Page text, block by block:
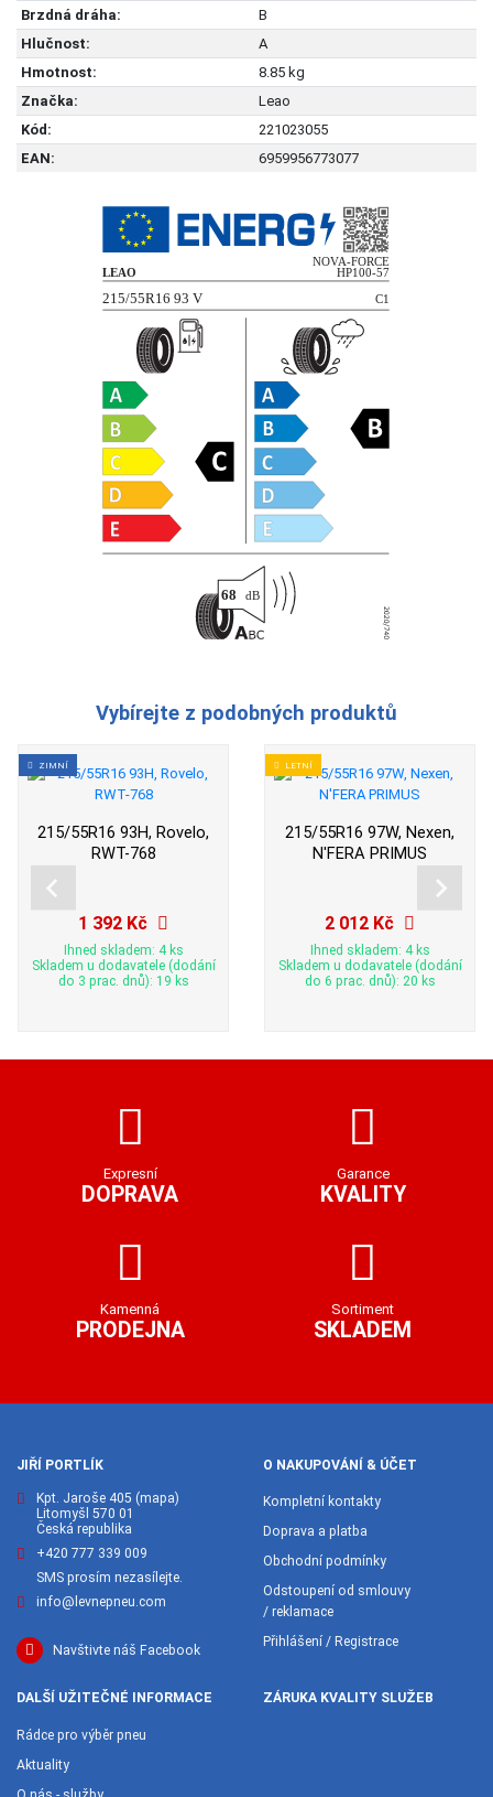
Brzdná dráha:
B
Hlučnost:
A
Hmotnost:
8.85 kg
Značka:
Leao
Kód:
221023055
EAN:
6959956773077
Vybírejte z podobných produktů
ZIMNÍ
215/55R16 93H, Rovelo,
RWT-768
1 392 Kč
Ihned skladem: 4 ks
Skladem u dodavatele (dodání
do 3 prac. dnů): 19 ks
LETNÍ
215/55R16 97W, Nexen,
N'FERA PRIMUS
2 012 Kč
Ihned skladem: 4 ks
Skladem u dodavatele (dodání
do 6 prac. dnů): 20 ks
Expresní
DOPRAVA
Garance
KVALITY
Kamenná
PRODEJNA
Sortiment
SKLADEM
JIŘÍ PORTLÍK
Kpt. Jaroše 405 (mapa)
Litomyšl 570 01
Česká republika
+420 777 339 009
SMS prosím nezasílejte.
info@levnepneu.com
Navštivte náš Facebook
O NAKUPOVÁNÍ & ÚČET
Kompletní kontakty
Doprava a platba
Obchodní podmínky
Odstoupení od smlouvy
/ reklamace
Přihlášení / Registrace
DALŠÍ UŽITEČNÉ INFORMACE
Rádce pro výběr pneu
Aktuality
ZÁRUKA KVALITY SLUŽEB